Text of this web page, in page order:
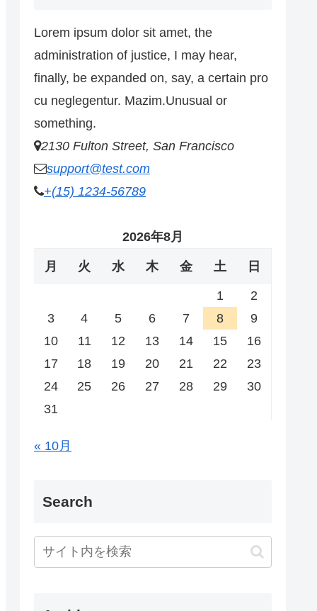
Lorem ipsum dolor sit amet, the
administration of justice, I may hear,
finally, be expanded on, say, a certain pro
cu neglegentur. Mazim.Unusual or
something.
2130 Fulton Street, San Francisco
support@test.com
+(15) 1234-56789
2026年8月
月 火 水 木 金 土 日
1
2
3
4 5 6 7 8
9
10
11 12 13 14 15
16
17
18 19 20 21 22
23
24
25 26 27 28 29
30
31
« 10月
Search